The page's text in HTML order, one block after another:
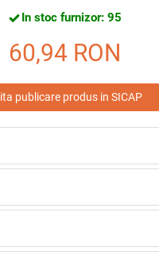
In stoc furnizor: 95
60,94 RON
publicare produs in SICAP